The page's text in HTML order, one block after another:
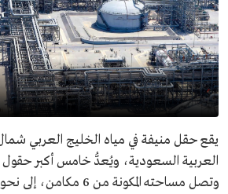
يقع حقل منيفة في مياه الخليج العربي
العربية السعودية، ويُعدُّ خامس أكبر حقول